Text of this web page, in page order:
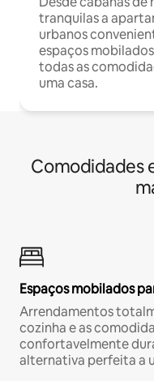
tranquilas a
urbanos
espaços
todas as
uma casa.
Comodidades
Espaços mobilados
Arrendamentos
cozinha e as
confortavelmente
alternativa perfeita a